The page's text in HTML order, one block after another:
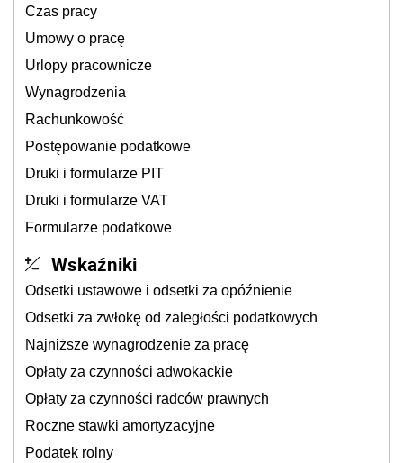
Czas pracy
Umowy o pracę
Urlopy pracownicze
Wynagrodzenia
Rachunkowość
Postępowanie podatkowe
Druki i formularze PIT
Druki i formularze VAT
Formularze podatkowe
Wskaźniki
Odsetki ustawowe i odsetki za opóźnienie
Odsetki za zwłokę od zaległości podatkowych
Najniższe wynagrodzenie za pracę
Opłaty za czynności adwokackie
Opłaty za czynności radców prawnych
Roczne stawki amortyzacyjne
Podatek rolny